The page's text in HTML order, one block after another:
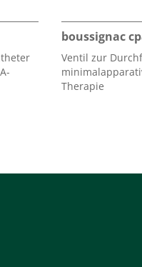
boussignac
Ventil zur
Therapie